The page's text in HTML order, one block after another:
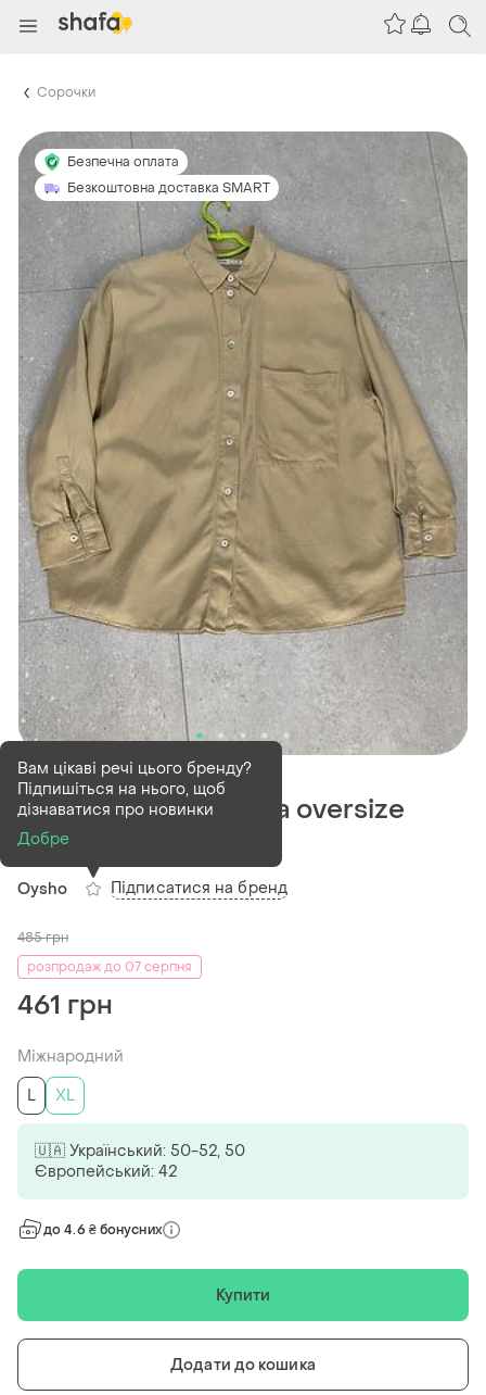
Сорочки
Безпечна оплата
Безкоштовна доставка SMART
В наявності1 шт
Неймовірно стильна oversize
сорочка oysho
Oysho
Вам цікаві речі цього бренду?
Підпишіться на нього, щоб
дізнаватися про новинки
Добре
Підписатися на бренд
485грн
розпродаж до 07 серпня
461 грн
Міжнародний
L
XL
🇺🇦 Український: 50-52, 50
Європейський: 42
до 4.6 ₴ бонусних
Купити
Додати до кошика